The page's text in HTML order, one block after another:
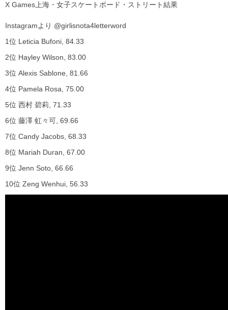
X Games上海・女子スケートボード・ストリート結果
Instagramより @girlisnota4letterword
1位 Leticia Bufoni, 84.33
2位 Hayley Wilson, 83.00
3位 Alexis Sablone, 81.66
4位 Pamela Rosa, 75.00
5位 西村 碧莉, 71.33
6位 藤澤 虹々可, 69.66
7位 Candy Jacobs, 68.33
8位 Mariah Duran, 67.00
9位 Jenn Soto, 66.66
10位 Zeng Wenhui, 56.33